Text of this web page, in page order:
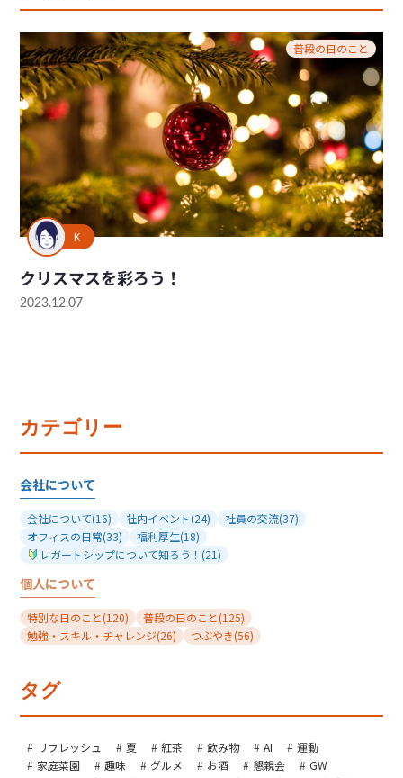
普段の日のこと
K
クリスマスを彩ろう！
2023.12.07
カテゴリー
会社について
会社について(16) 社内イベント(24) 社員の交流(37)
オフィスの日常(33) 福利厚生(18)
レガートシップについて知ろう！ (21)
個人について
特別な日のこと(120) 普段の日のこと(125)
勉強・スキル・チャレンジ(26) つぶやき(56)
タグ
リフレッシュ 夏 紅茶 飲み物 AI
運動
家庭菜園
趣味 グルメ お酒 懇親会
GW